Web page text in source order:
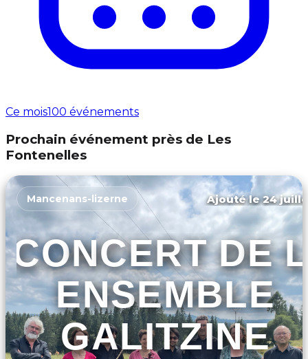
Ce mois100 événements
Prochain événement près de Les
Fontenelles
Mancenans-lizerne Ajouté le 24
CONCERT DE
ENSEMBLE
GALITZINE